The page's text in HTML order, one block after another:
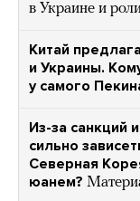
в Украине и
Китай
и Украины.
у самого
Из-за санкций
сильно
Северная
юанем?